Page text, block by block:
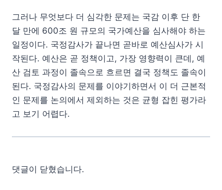
그러나 무엇보다 더 심각한 문제는 국감 이후 단 한
달 만에 600조 원 규모의 국가예산을 심사해야 하는
일정이다. 국정감사가 끝나면 곧바로 예산심사가 시
작된다. 예산은 곧 정책이고, 가장 영향력이 큰데, 예
산 검토 과정이 졸속으로 흐르면 결국 정책도 졸속이
된다. 국정감사의 문제를 이야기하면서 이 더 근본적
인 문제를 논의에서 제외하는 것은 균형 잡힌 평가라
고 보기 어렵다.
댓글이 닫혔습니다.